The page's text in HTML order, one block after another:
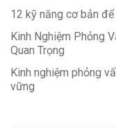
12 kỹ năng cơ bản
Kinh Nghiệm Phỏng
Quan Trọng
Kinh nghiệm phỏng
vững